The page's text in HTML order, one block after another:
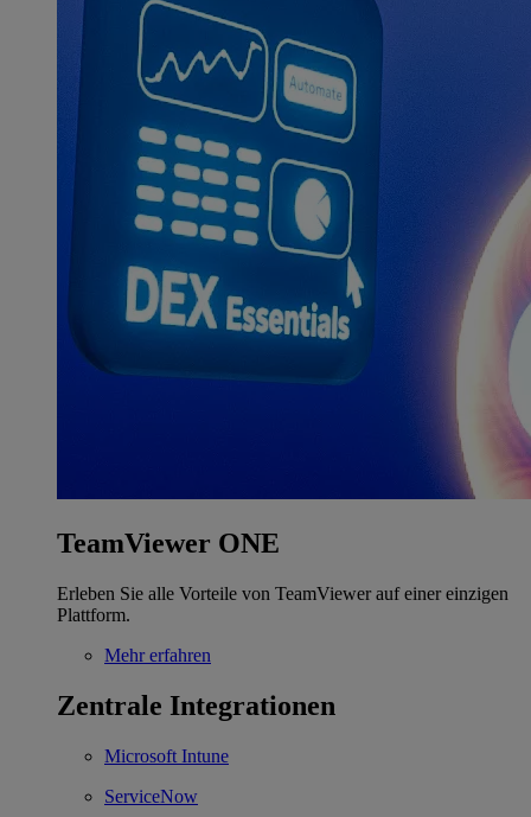
TeamViewer ONE
Erleben Sie alle Vorteile von TeamViewer auf einer einzigen
Plattform.
Mehr erfahren
Zentrale Integrationen
Microsoft Intune
ServiceNow